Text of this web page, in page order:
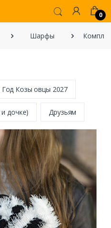
0
Шарфы
Козы овцы 2027
дочке) Друзьям